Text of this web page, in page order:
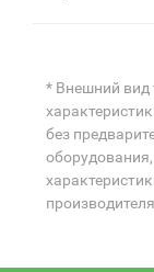
* Внешний вид
без
производителя